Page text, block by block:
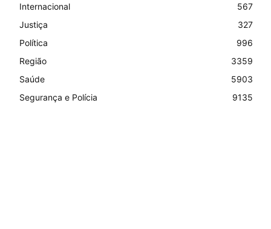
Internacional
567
Justiça
327
Política
996
Região
3359
Saúde
5903
Segurança e Polícia
9135